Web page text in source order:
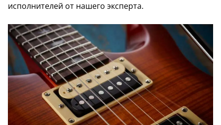
исполнителей от нашего эксперта.